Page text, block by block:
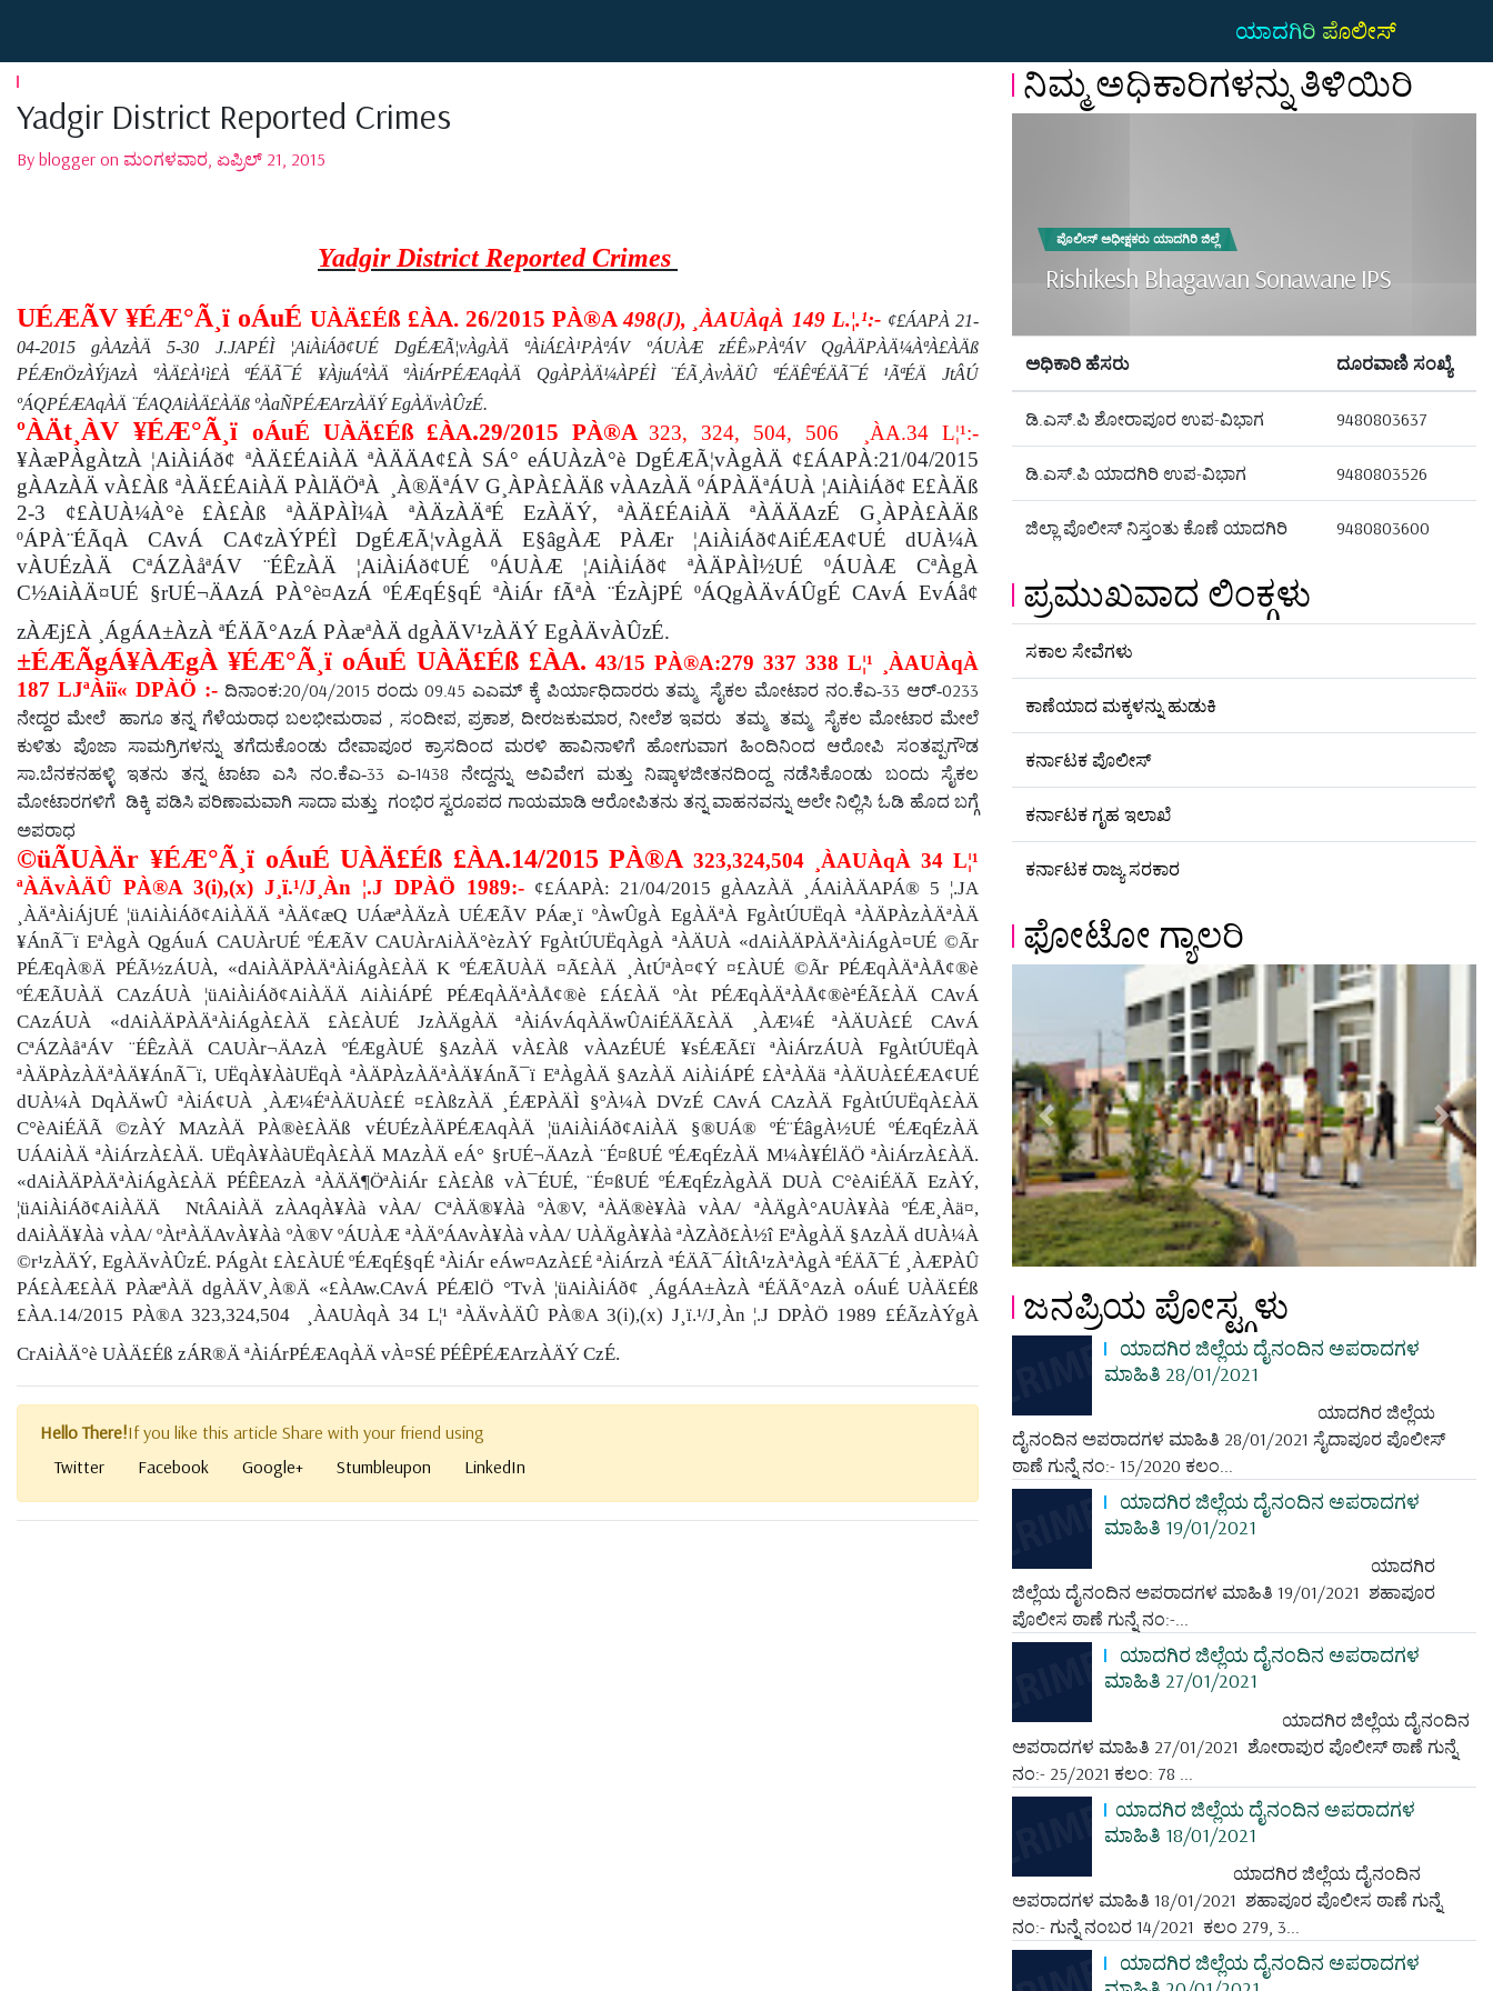
ಯಾದಗಿರಿ ಪೊಲೀಸ್
Yadgir District Reported Crimes
By blogger on ಮಂಗಳವಾರ, ಏಪ್ರಿಲ್ 21, 2015
Yadgir District Reported Crimes
UÉÆÃV ¥ÉÆ°Ã¸ï oÁuÉ UÀÄ£Éß £ÀA. 26/2015 PÀ®A 498(J), ¸ÀAUÀqÀ 149 L.¦.¹:- ¢£ÁAPÀ 21-
04-2015 gÀAzÀÄ 5-30 J.JAPÉÌ ¦AiÀiÁð¢UÉ DgÉÆÃ¦vÀgÀÄ ªÀiÁ£À¹PÀªÁV ºÁUÀÆ zÉÊ»PÀªÁV QgÀÄPÀÄ¼ÀªÀ£ÀÄß
PÉÆnÖzÀÝjAzÀ ªÀÄ£À¹ì£À ªÉÄÃ¯É ¥ÀjuÁªÀÄ ªÀiÁrPÉÆAqÀÄ QgÀPÀÄ¼ÀPÉÌ ¨ÉÃ¸ÀvÀÄÛ ªÉÄÊªÉÄÃ¯É ¹ÃªÉÄ JtÂÚ
ºÁQPÉÆAqÀÄ ¨ÉAQAiÀÄ£ÀÄß ºÀaÑPÉÆArzÀÄÝ EgÀÄvÀÛzÉ.
ºÀÄt¸ÀV ¥ÉÆ°Ã¸ï oÁuÉ UÀÄ£Éß £ÀA.29/2015 PÀ®A 323, 324, 504, 506
¸ÀA.34 L¦¹:-
¥ÀæPÀgÀtzÀ ¦AiÀiÁð¢ ªÀÄ£ÉAiÀÄ ªÀÄÄA¢£À SÁ° eÁUÀzÀ°è DgÉÆÃ¦vÀgÀÄ ¢£ÁAPÀ:21/04/2015
gÀAzÀÄ vÀ£Àß ªÀÄ£ÉAiÀÄ PÀlÄÖªÀ
¸À®ÄªÁV G¸ÀPÀ£ÀÄß vÀAzÀÄ ºÁPÀÄªÁUÀ ¦AiÀiÁð¢ E£ÀÄß
2-3 ¢£ÀUÀ¼À°è £À£Àß ªÀÄPÀÌ¼À ªÀÄzÀÄªÉ EzÀÄÝ, ªÀÄ£ÉAiÀÄ ªÀÄÄAzÉ G¸ÀPÀ£ÀÄß
ºÁPÀ¨ÉÃqÀ CAvÁ CA¢zÀÝPÉÌ DgÉÆÃ¦vÀgÀÄ E§âgÀÆ PÀÆr ¦AiÀiÁð¢AiÉÆA¢UÉ dUÀ¼À
vÀUÉzÀÄ CªÁZÀåªÁV ¨ÉÊzÀÄ ¦AiÀiÁð¢UÉ ºÁUÀÆ ¦AiÀiÁð¢ ªÀÄPÀÌ½UÉ ºÁUÀÆ CªÀgÀ
C½AiÀÄ¤UÉ §rUÉ¬ÄAzÁ PÀ°è¤AzÁ ºÉÆqÉ§qÉ ªÀiÁr fÃªÀ ¨ÉzÀjPÉ ºÁQgÀÄvÁÛgÉ CAvÁ EvÁå¢
zÀÆj£À ¸ÁgÁA±ÀzÀ ªÉÄÃ°AzÁ PÀæªÀÄ dgÀÄV¹zÀÄÝ EgÀÄvÀÛzÉ.
±ÉÆÃgÁ¥ÀÆgÀ ¥ÉÆ°Ã¸ï oÁuÉ UÀÄ£Éß £ÀA. 43/15 PÀ®A:279 337 338 L¦¹ ¸ÀAUÀqÀ
187 LJªÀiï« DPÀÖ :- ದಿನಾಂಕ:20/04/2015 ರಂದು 09.45 ಎಎಮ್ ಕ್ಕೆ ಪಿರ್ಯಾಧಿದಾರರು ತಮ್ಮ ಸೈಕಲ ಮೋಟಾರ ನಂ.ಕೆಎ-33 ಆರ್-0233
ನೇದ್ದರ ಮೇಲೆ ಹಾಗೂ ತನ್ನ ಗೆಳೆಯರಾಧ ಬಲಭೀಮರಾವ ಸಂದೀಪ ಪ್ರಕಾಶ, ದೀರಜಕುಮಾರ ,ನೀಲೆಶ ಇವರು ತಮ್ಮ ತಮ್ಮ ಸೈಕಲ ಮೋಟಾರ ಮೇಲೆ
ಕುಳಿತು
ಪೊಜಾ ಸಾಮಗ್ರಿಗಳನ್ನು ತಗೆದುಕೊಂಡು ದೇವಾಪೂರ ಕ್ರಾಸದಿಂದ ಮರಳಿ ಹಾವಿನಾಳಿಗೆ ಹೋಗುವಾಗ ಹಿಂದಿನಿಂದ ಆರೋಪಿ
ಸಂತಪ್ಪಗೌಡ
ಸಾ.ಬೆನಕನಹಳ್ಳಿ ಇತನು ತನ್ನ ಟಾಟಾ ಎಸಿ ನಂ.ಕೆಎ-33 ಎ-1438ನೇದ್ದನ್ನು ಅವಿವೇಗ ಮತ್ತು ನಿಷ್ಕಾಳಜೀತನದಿಂದ್ದ ನಡೆಸಿಕೊಂಡು ಬಂದು
ಸೈಕಲ
ಮೋಟಾರಗಳಿಗೆ
ಡಿಕ್ಕಿ ಪಡಿಸಿ ಪರಿಣಾಮವಾಗಿ ಸಾದಾ ಮತ್ತು ಗಂಭಿರ ಸ್ವರೂಪದ ಗಾಯಮಾಡಿ ಆರೋಪಿತನು ತನ್ನ ವಾಹನವನ್ನು ಅಲೇ ನಿಲ್ಲಿಸಿ ಓಡಿ ಹೊದ ಬಗ್ಗೆ
ಅಪರಾಧ
©üÃUÀÄr ¥ÉÆ°Ã¸ï oÁuÉ UÀÄ£Éß £ÀA.14/2015 PÀ®A 323,324,504 ¸ÀAUÀqÀ 34 L¦¹
ªÀÄvÀÄÛ PÀ®A 3(i),(x) J¸ï.¹/J¸Àn ¦.J DPÀÖ 1989:- ¢£ÁAPÀ: 21/04/2015 gÀAzÀÄ ¸ÁAiÀÄAPÁ® 5 ¦.JA
¸ÀÄªÀiÁjUÉ ¦üAiÀiÁð¢AiÀÄÄ ªÀÄ¢æQ UÁæªÀÄzÀ UÉÆÃV PÁæ¸ï ºÀwÛgÀ EgÀÄªÀ FgÀtÚUËqÀ ªÀÄPÀzÀÄªÀÄ
¥ÁnÃ¯ï EªÀgÀ QgÁuÁ CAUÀrUÉ ºÉÆÃV CAUÀrAiÀÄ°èzÀÝ FgÀtÚUËqÀgÀ ªÀÄUÀ «dAiÀÄPÀÄªÀiÁgÀ¤UÉ ©Ãr
PÉÆqÀ®Ä PÉÃ½zÁUÀ, «dAiÀÄPÀÄªÀiÁgÀ£ÀÄ K ºÉÆÃUÀÄ ¤Ã£ÀÄ ¸ÀtÚªÀ¤¢Ý ¤£ÀUÉ ©Ãr PÉÆqÀÄªÀÅ¢®è
ºÉÆÃUÀÄ CAzÁUÀ ¦üAiÀiÁð¢AiÀÄÄ AiÀiÁPÉ PÉÆqÀÄªÀÅ¢®è £Á£ÀÄ ºÀt PÉÆqÀÄªÀÅ¢®èªÉÃ£ÀÄ CAvÁ
CAzÁUÀ «dAiÀÄPÀÄªÀiÁgÀ£ÀÄ £À£ÀUÉ JzÀÄgÀÄ ªÀiÁvÁqÀÄwÛAiÉÄÃ£ÀÄ ¸ÀÆ¼É ªÀÄUÀ£É CAvÁ
CªÁZÀåªÁV ¨ÉÊzÀÄ CAUÀr¬ÄAzÀ ºÉÆgÀUÉ §AzÀÄ vÀ£Àß vÀAzÉUÉ ¥sÉÆÃ£ï ªÀiÁrzÁUÀ FgÀtÚUËqÀ
ªÀÄPÀzÀÄªÀÄ¥ÁnÃ¯ï, UËqÀ¥ÀàUËqÀ ªÀÄPÀzÀÄªÀÄ¥ÁnÃ¯ï EªÀgÀÄ §AzÀÄ AiÀiÁPÉ £ÀªÀÄä ªÀÄUÀ£ÉÆA¢UÉ
dUÀ¼À DqÀÄwÛ ªÀiÁ¢UÀ ¸ÀÆ¼ÉªÀÄUÀ£É ¤£ÀßzÀÄ ¸ÉÆPÀÄÌ §ºÀ¼À DVzÉ CAvÁ CAzÀÄ FgÀtÚUËqÀ£ÀÄ
C°èAiÉÄÃ ©zÀÝ MAzÀÄ PÀ®è£ÀÄß vÉUÉzÀÄPÉÆAqÀÄ ¦üAiÀiÁð¢AiÀÄ §®UÁ® ºÉ¨ÉâgÀ½UÉ ºÉÆqÉzÀÄ
UÁAiÀÄ ªÀiÁrzÀ£ÀÄ. UËqÀ¥ÀàUËqÀ£ÀÄ MAzÀÄ eÁ° §rUÉ¬ÄAzÀ ¨É¤ßUÉ ºÉÆqÉzÀÄ M¼À¥ÉlÄÖ ªÀiÁrzÀ£ÀÄ.
«dAiÀÄPÀÄªÀiÁgÀ£ÀÄ PÉÊEAzÀ ªÀÄÄ¶ÖªÀiÁr £À£Àß vÀ¯ÉUÉ, ¨É¤ßUÉ ºÉÆqÉzÀgÀÄ DUÀ C°èAiÉÄÃ EzÀÝ,
¦üAiÀiÁð¢AiÀÄÄ
NtÂAiÀÄ zÀAqÀ¥Àà vÀA/ CªÀÄ®¥Àà ºÀ®V, ªÀÄ®è¥Àà vÀA/ ªÀÄgÀ°AUÀ¥Àà ºÉÆ¸Àä¤,
dAiÀÄ¥Àà vÀA/ ºÀtªÀÄAvÀ¥Àà ºÀ®V ºÁUÀÆ ªÀÄºÁAvÀ¥Àà vÀA/ UÀÄgÀ¥Àà ªÀZÀð£À½î EªÀgÀÄ §AzÀÄ dUÀ¼À
©r¹zÀÄÝ, EgÀÄvÀÛzÉ. PÁgÀt £À£ÀUÉ ºÉÆqÉ§qÉ ªÀiÁr eÁw¤AzÀ£É ªÀiÁrzÀ ªÉÄÃ¯ÁÌtÂ¹zÀªÀgÀ ªÉÄÃ¯É ¸ÀÆPÀÛ
PÁ£ÀÆ£ÀÄ PÀæªÀÄ dgÀÄV¸À®Ä «£ÀAw.CAvÁ PÉÆlÖ °TvÀ ¦üAiÀiÁð¢ ¸ÁgÁA±ÀzÀ ªÉÄÃ°AzÀ oÁuÉ UÀÄ£Éß
£ÀA.14/2015 PÀ®A 323,324,504
¸ÀAUÀqÀ 34 L¦¹ ªÀÄvÀÄÛ PÀ®A 3(i),(x) J¸ï.¹/J¸Àn ¦.J DPÀÖ 1989 £ÉÃzÀÝgÀ
CrAiÀÄ°è UÀÄ£Éß zÁR®Ä ªÀiÁrPÉÆAqÀÄ vÀ¤SÉ PÉÊPÉÆArzÀÄÝ CzÉ.
Hello There!If you like this article Share with your friend using
Twitter
Facebook Google+ Stumbleupon LinkedIn
ನಿಮ್ಮ ಅಧಿಕಾರಿಗಳನ್ನು ತಿಳಿಯಿರಿ
ಪೊಲೀಸ್ ಅಧೀಕ್ಷಕರು ಯಾದಗಿರಿ ಜಿಲ್ಲೆ
Rishikesh Bhagawan Sonawane IPS
ಅಧಿಕಾರಿ ಹೆಸರು ದೂರವಾಣಿ ಸಂಖ್ಯೆ
ಡಿ.ಎಸ್.ಪಿ ಶೋರಾಪೂರ ಉಪ-ವಿಭಾಗ 9480803637
ಡಿ.ಎಸ್.ಪಿ ಯಾದಗಿರಿ ಉಪ-ವಿಭಾಗ 9480803526
ಜಿಲ್ಲಾ ಪೊಲೀಸ್ ನಿಸ್ತಂತು ಕೊಣೆ ಯಾದಗಿರಿ 9480803600
ಪ್ರಮುಖವಾದ ಲಿಂಕ್ಗಳು
ಸಕಾಲ ಸೇವೆಗಳು
ಕಾಣೆಯಾದ ಮಕ್ಕಳನ್ನು ಹುಡುಕಿ
ಕರ್ನಾಟಕ ಪೊಲೀಸ್
ಕರ್ನಾಟಕ ಗೃಹ ಇಲಾಖೆ
ಕರ್ನಾಟಕ ರಾಜ್ಯ ಸರಕಾರ
ಫೋಟೋ ಗ್ಯಾಲರಿ
Previous Next
ಜನಪ್ರಿಯ ಪೋಸ್ಟ್ಗಳು
ಯಾದಗಿರ ಜಿಲ್ಲೆಯ ದೈನಂದಿನ ಅಪರಾದಗಳ
ಮಾಹಿತಿ 28/01/2021
ಯಾದಗಿರ ಜಿಲ್ಲೆಯ
ದೈನಂದಿನ ಅಪರಾದಗಳ ಮಾಹಿತಿ 28/01/2021 ಸೈದಾಪೂರ ಪೊಲೀಸ್
ಠಾಣೆ ಗುನ್ನೆ ನಂ:- 15/2020 ಕಲಂ...
ಯಾದಗಿರ ಜಿಲ್ಲೆಯ ದೈನಂದಿನ ಅಪರಾದಗಳ
ಮಾಹಿತಿ 19/01/2021
ಯಾದಗಿರ
ಜಿಲ್ಲೆಯ ದೈನಂದಿನ ಅಪರಾದಗಳ ಮಾಹಿತಿ 19/01/2021 ಶಹಾಪೂರ
ಪೊಲೀಸ ಠಾಣೆ ಗುನ್ನೆ ನಂ:-...
ಯಾದಗಿರ ಜಿಲ್ಲೆಯ ದೈನಂದಿನ ಅಪರಾದಗಳ
ಮಾಹಿತಿ 27/01/2021
ಯಾದಗಿರ ಜಿಲ್ಲೆಯ ದೈನಂದಿನ
ಅಪರಾದಗಳ ಮಾಹಿತಿ 27/01/2021 ಶೋರಾಪುರ ಪೊಲೀಸ್ ಠಾಣೆ ಗುನ್ನೆ
ನಂ:- 25/2021 ಕಲಂ: 78 ...
ಯಾದಗಿರ ಜಿಲ್ಲೆಯ ದೈನಂದಿನ ಅಪರಾದಗಳ
ಮಾಹಿತಿ 18/01/2021
ಯಾದಗಿರ ಜಿಲ್ಲೆಯ ದೈನಂದಿನ
ಅಪರಾದಗಳ ಮಾಹಿತಿ 18/01/2021 ಶಹಾಪೂರ ಪೊಲೀಸ ಠಾಣೆ ಗುನ್ನೆ
ನಂ:- ಗುನ್ನೆ ನಂಬರ 14/2021 ಕಲಂ 279, 3...
ಯಾದಗಿರ ಜಿಲ್ಲೆಯ ದೈನಂದಿನ ಅಪರಾದಗಳ